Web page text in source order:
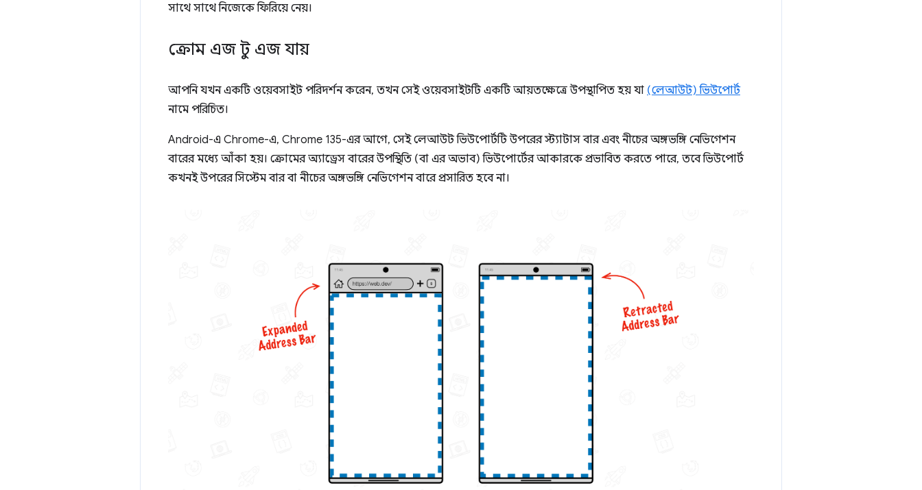
সাথে সাথে নিজেকে ফিরিয়ে নেয়।
ক্রোম এজ টু এজ যায়
আপনি যখন একটি ওয়েবসাইট পরিদর্শন করেন, তখন সেই ওয়েবসাইটটি একটি আয়তক্ষেত্রে উপস্থাপিত হয় যা (লেআউট) ভিউপোর্ট
নামে পরিচিত।
Android-এ Chrome-এ, Chrome 135-এর আগে, সেই লেআউট ভিউপোর্টটি উপরের স্ট্যাটাস বার এবং নীচের অঙ্গভঙ্গি নেভিগেশন
বারের মধ্যে আঁকা হয়। ক্রোমের অ্যাড্রেস বারের উপস্থিতি (বা এর অভাব) ভিউপোর্টের আকারকে প্রভাবিত করতে পারে, তবে ভিউপোর্ট
কখনই উপরের সিস্টেম বার বা নীচের অঙ্গভঙ্গি নেভিগেশন বারে প্রসারিত হবে না।